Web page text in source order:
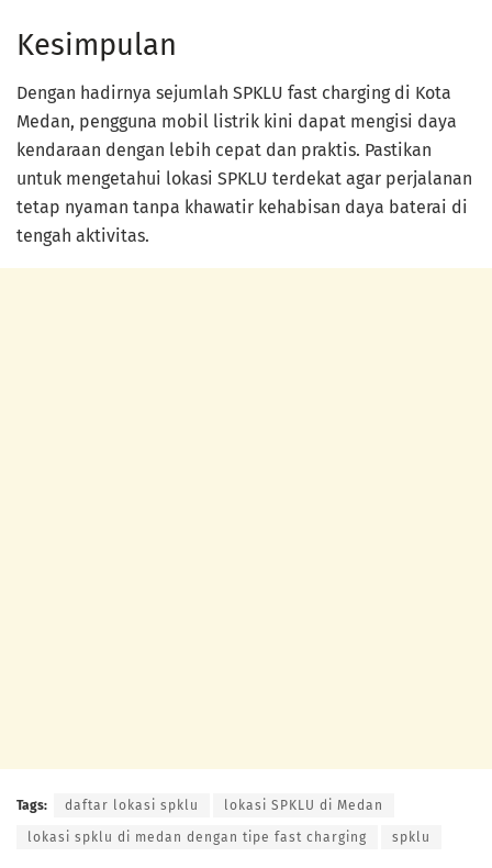
Kesimpulan
Dengan hadirnya sejumlah SPKLU fast charging di Kota
Medan, pengguna mobil listrik kini dapat mengisi daya
kendaraan dengan lebih cepat dan praktis. Pastikan
untuk mengetahui lokasi SPKLU terdekat agar perjalanan
tetap nyaman tanpa khawatir kehabisan daya baterai di
tengah aktivitas.
Tags: daftar lokasi spklu lokasi SPKLU di Medan
lokasi spklu di medan dengan tipe fast charging spklu